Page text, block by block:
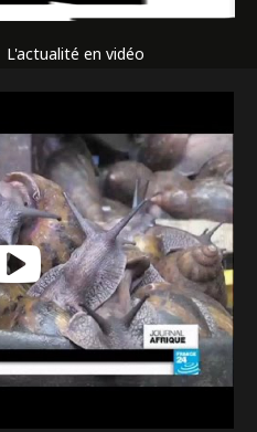
L'actualité en vidéo